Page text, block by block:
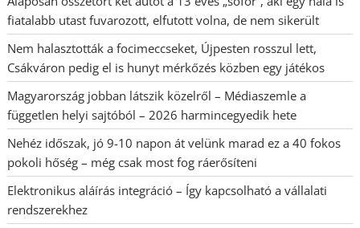
fiatalabb utast fuvarozott, elfutott volna, de nem sikerült
Nem halasztották a focimeccseket, Újpesten rosszul lett,
Csákváron pedig el is hunyt mérkőzés közben egy játékos
Magyarország jobban látszik közelről – Médiaszemle a
független helyi sajtóból – 2026 harmincegyedik hete
Nehéz időszak, jó 9-10 napon át velünk marad ez a 40 fokos
pokoli hőség – még csak most fog ráerősíteni
Elektronikus aláírás integráció – Így kapcsolható a vállalati
rendszerekhez